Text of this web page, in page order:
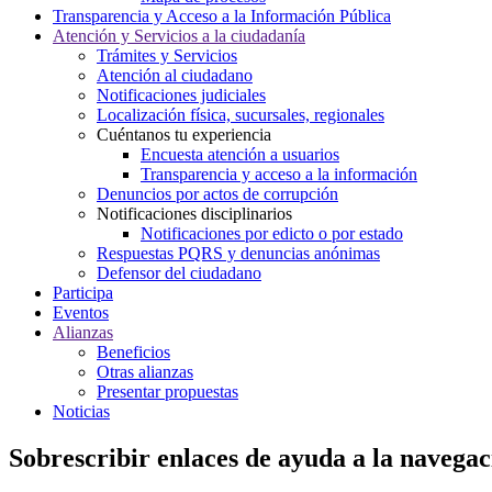
Transparencia y Acceso a la Información Pública
Atención y Servicios a la ciudadanía
Trámites y Servicios
Atención al ciudadano
Notificaciones judiciales
Localización física, sucursales, regionales
Cuéntanos tu experiencia
Encuesta atención a usuarios
Transparencia y acceso a la información
Denuncios por actos de corrupción
Notificaciones disciplinarios
Notificaciones por edicto o por estado
Respuestas PQRS y denuncias anónimas
Defensor del ciudadano
Participa
Eventos
Alianzas
Beneficios
Otras alianzas
Presentar propuestas
Noticias
Sobrescribir enlaces de ayuda a la